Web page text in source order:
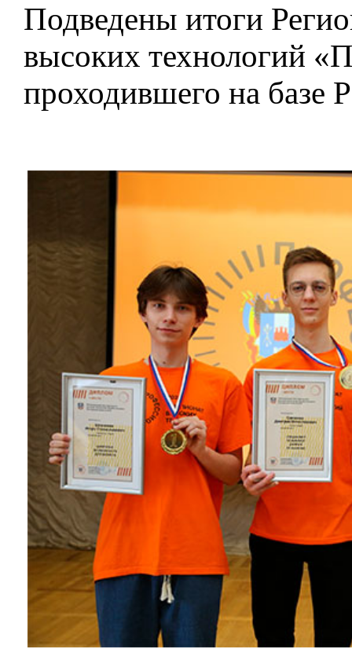
Подведены итоги
высоких технологий
проходившего на базе